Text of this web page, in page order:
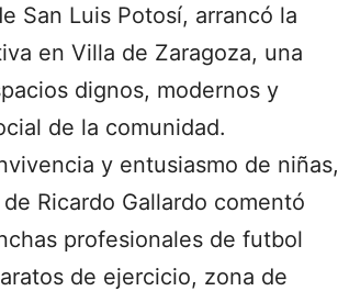
San Luis Potosí, arrancó la
en Villa de Zaragoza, una
dignos, modernos y
de la comunidad.
y entusiasmo de niñas,
Ricardo Gallardo comentó
profesionales de futbol
de ejercicio, zona de